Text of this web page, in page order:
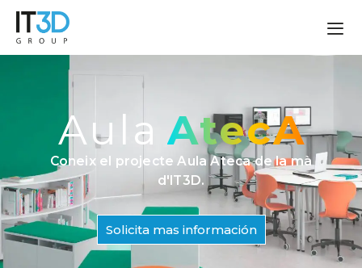
Aula AtecA
Coneix el projecte Aula Ateca de la mà
d'IT3D.
Solicita mas información